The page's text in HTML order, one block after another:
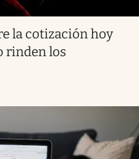
la cotización hoy
rinden los